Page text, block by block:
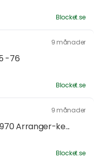
Blocket.se
9 månader
-76
Blocket.se
9 månader
Arranger-ke...
Blocket.se